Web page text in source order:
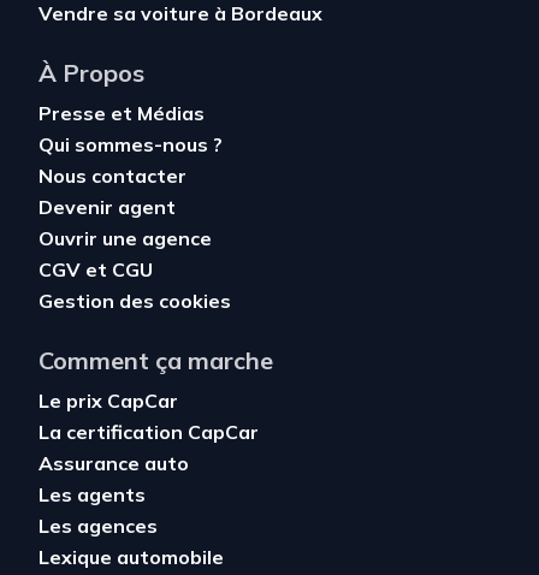
Vendre sa voiture à Bordeaux
À Propos
Presse et Médias
Qui sommes-nous ?
Nous contacter
Devenir agent
Ouvrir une agence
CGV et CGU
Gestion des cookies
Comment ça marche
Le prix CapCar
La certification CapCar
Assurance auto
Les agents
Les agences
Lexique automobile